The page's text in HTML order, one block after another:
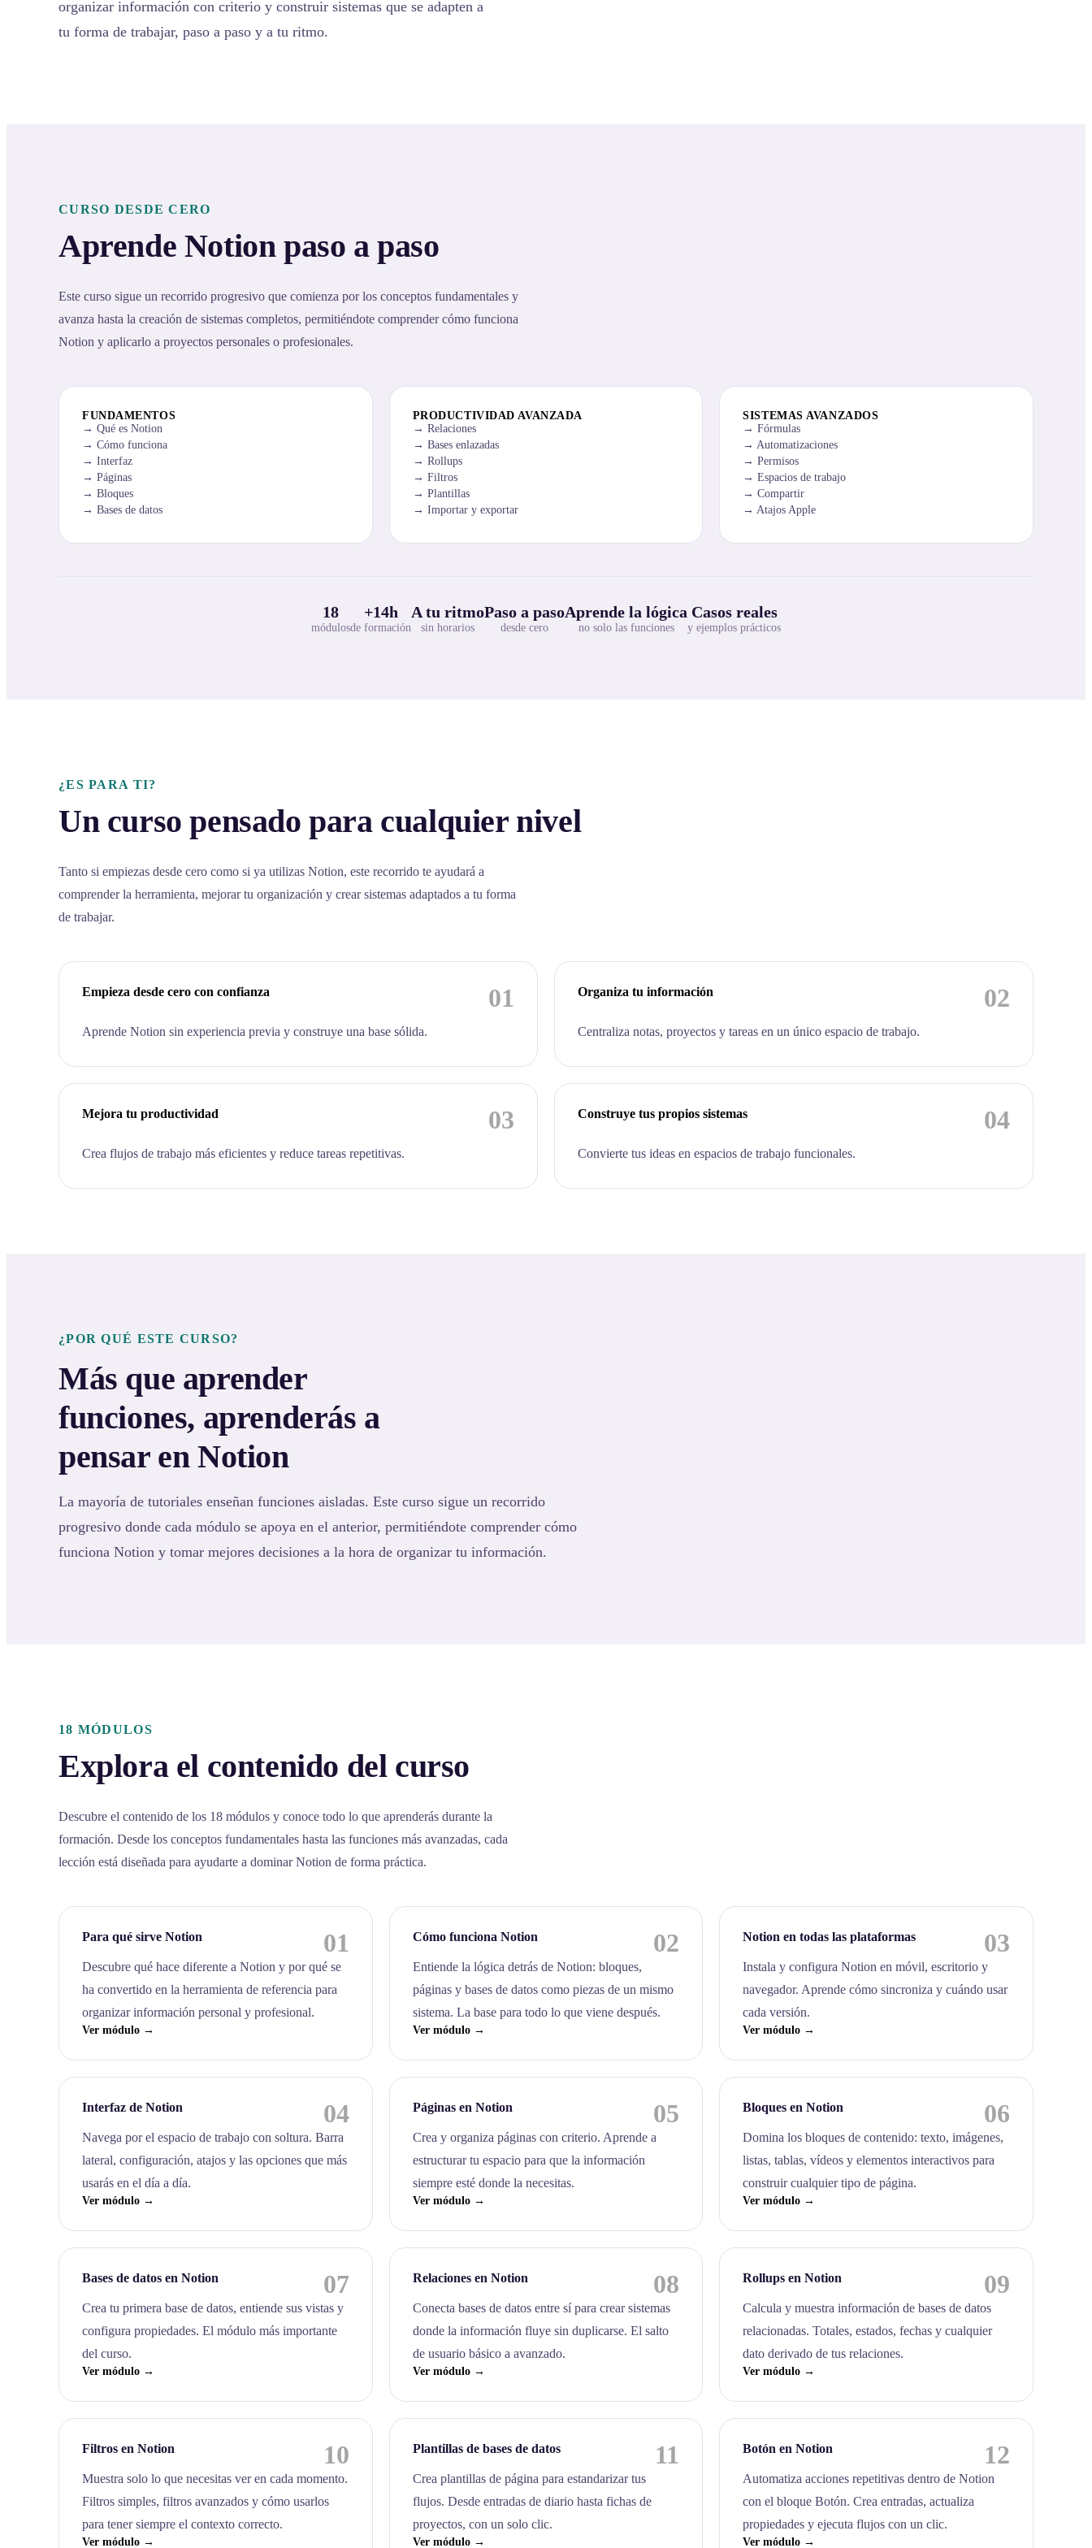
organizar información con criterio y construir sistemas que se adapten a
tu forma de trabajar, paso a paso y a tu ritmo.
CURSO DESDE CERO
Aprende Notion paso a paso
Este curso sigue un recorrido progresivo que comienza por los conceptos fundamentales y
avanza hasta la creación de sistemas completos, permitiéndote comprender cómo funciona
Notion y aplicarlo a proyectos personales o profesionales.
FUNDAMENTOS
Qué es Notion
Cómo funciona
Interfaz
Páginas
Bloques
Bases de datos
PRODUCTIVIDAD AVANZADA
Relaciones
Bases enlazadas
Rollups
Filtros
Plantillas
Importar y exportar
SISTEMAS AVANZADOS
Fórmulas
Automatizaciones
Permisos
Espacios de trabajo
Compartir
Atajos Apple
18
módulos
+14h
de formación
A tu ritmo
sin horarios
Paso a paso
desde cero
Aprende la lógica
no solo las funciones
Casos reales
y ejemplos prácticos
¿ES PARA TI?
Un curso pensado para cualquier nivel
Tanto si empiezas desde cero como si ya utilizas Notion, este recorrido te ayudará a
comprender la herramienta, mejorar tu organización y crear sistemas adaptados a tu forma
de trabajar.
01
Empieza desde cero con confianza
Aprende Notion sin experiencia previa y construye una base sólida.
02
Organiza tu información
Centraliza notas, proyectos y tareas en un único espacio de trabajo.
03
Mejora tu productividad
Crea flujos de trabajo más eficientes y reduce tareas repetitivas.
04
Construye tus propios sistemas
Convierte tus ideas en espacios de trabajo funcionales.
¿POR QUÉ ESTE CURSO?
Más que aprender
funciones, aprenderás a
pensar en Notion
La mayoría de tutoriales enseñan funciones aisladas. Este curso sigue un recorrido
progresivo donde cada módulo se apoya en el anterior, permitiéndote comprender cómo
funciona Notion y tomar mejores decisiones a la hora de organizar tu información.
18 MÓDULOS
Explora el contenido del curso
Descubre el contenido de los 18 módulos y conoce todo lo que aprenderás durante la
formación. Desde los conceptos fundamentales hasta las funciones más avanzadas, cada
lección está diseñada para ayudarte a dominar Notion de forma práctica.
Para qué sirve Notion 01
Descubre qué hace diferente a Notion y por qué se
ha convertido en la herramienta de referencia para
organizar información personal y profesional.
Ver módulo →
Cómo funciona Notion 02
Entiende la lógica detrás de Notion: bloques,
páginas y bases de datos como piezas de un mismo
sistema. La base para todo lo que viene después.
Ver módulo →
Notion en todas las plataformas 03
Instala y configura Notion en móvil, escritorio y
navegador. Aprende cómo sincroniza y cuándo usar
cada versión.
Ver módulo →
Interfaz de Notion 04
Navega por el espacio de trabajo con soltura. Barra
lateral, configuración, atajos y las opciones que más
usarás en el día a día.
Ver módulo →
Páginas en Notion 05
Crea y organiza páginas con criterio. Aprende a
estructurar tu espacio para que la información
siempre esté donde la necesitas.
Ver módulo →
Bloques en Notion 06
Domina los bloques de contenido: texto, imágenes,
listas, tablas, vídeos y elementos interactivos para
construir cualquier tipo de página.
Ver módulo →
Bases de datos en Notion 07
Crea tu primera base de datos, entiende sus vistas y
configura propiedades. El módulo más importante
del curso.
Ver módulo →
Relaciones en Notion 08
Conecta bases de datos entre sí para crear sistemas
donde la información fluye sin duplicarse. El salto
de usuario básico a avanzado.
Ver módulo →
Rollups en Notion 09
Calcula y muestra información de bases de datos
relacionadas. Totales, estados, fechas y cualquier
dato derivado de tus relaciones.
Ver módulo →
Filtros en Notion 10
Muestra solo lo que necesitas ver en cada momento.
Filtros simples, filtros avanzados y cómo usarlos
para tener siempre el contexto correcto.
Ver módulo →
Plantillas de bases de datos 11
Crea plantillas de página para estandarizar tus
flujos. Desde entradas de diario hasta fichas de
proyectos, con un solo clic.
Ver módulo →
Botón en Notion 12
Automatiza acciones repetitivas dentro de Notion
con el bloque Botón. Crea entradas, actualiza
propiedades y ejecuta flujos con un clic.
Ver módulo →